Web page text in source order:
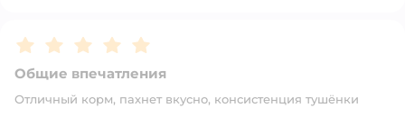
Рейтинг:5
Общие впечатления
Отличный корм, пахнет вкусно, консистенция тушёнки